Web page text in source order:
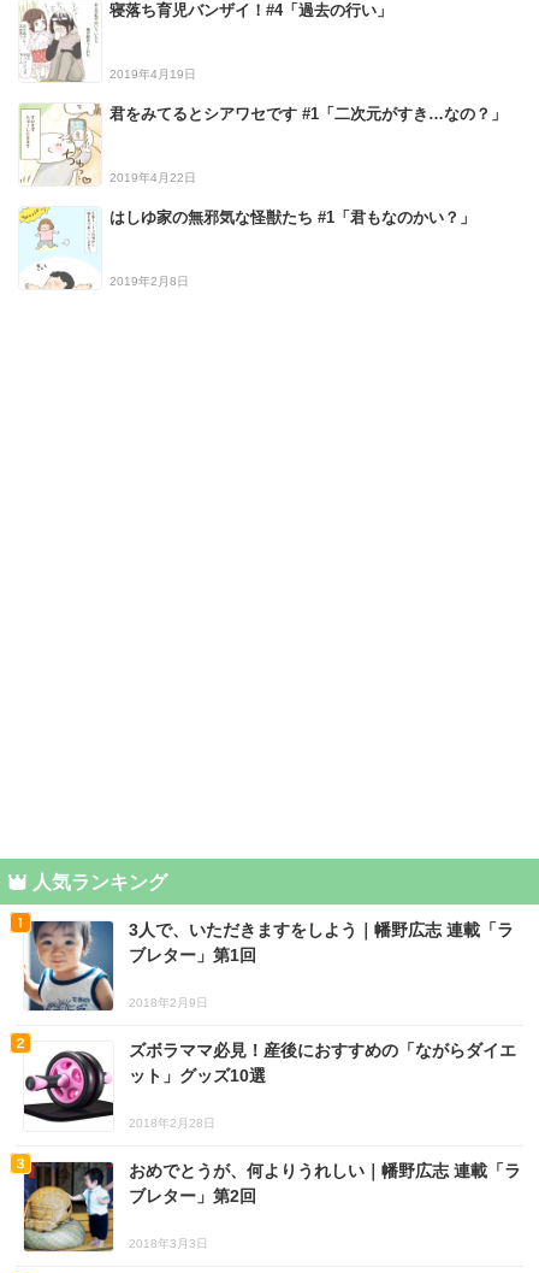
寝落ち育児バンザイ！#4「過去の行い」
2019年4月19日
君をみてるとシアワセです #1「二次元がすき…なの？」
2019年4月22日
はしゆ家の無邪気な怪獣たち #1「君もなのかい？」
2019年2月8日
人気ランキング
3人で、いただきますをしよう｜幡野広志 連載「ラ
ブレター」第1回
2018年2月9日
ズボラママ必見！産後におすすめの「ながらダイエ
ット」グッズ10選
2018年2月28日
おめでとうが、何よりうれしい｜幡野広志 連載「ラ
ブレター」第2回
2018年3月3日